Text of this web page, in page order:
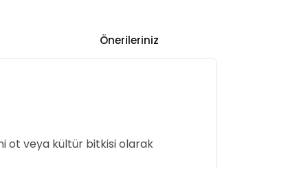
Önerileriniz
ot veya kültür bitkisi olarak